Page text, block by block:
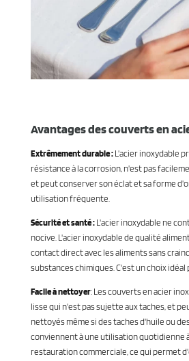
Avantages des couverts en
Extrêmement durable : L'acier inoxydable
résistance à la corrosion, n'est pas
et peut conserver son éclat et sa forme
utilisation fréquente.
Sécurité et santé : L'acier inoxydable ne
nocive. L'acier inoxydable de qualité
contact direct avec les aliments sans
substances chimiques. C'est un choix idéal
Facile à nettoyer: Les couverts en acier
lisse qui n'est pas sujette aux taches, et
nettoyés même si des taches d'huile ou
conviennent à une utilisation quotidienne
restauration commerciale, ce qui permet